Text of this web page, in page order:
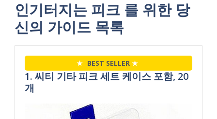
인기터지는 피크 를 위한 당
신의 가이드 목록
★ BEST SELLER ★
1. 씨티 기타 피크 세트 케이스 포함, 20
개